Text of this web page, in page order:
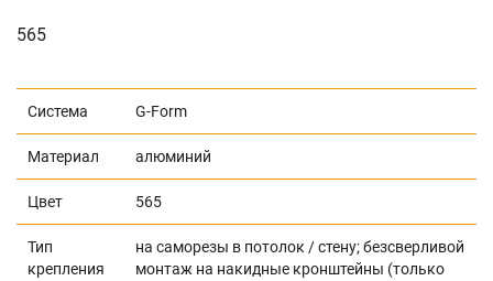
565
Система G-Form
Материал алюминий
Цвет 565
Тип
крепления
на саморезы в потолок / стену; безсверливой
монтаж на накидные кронштейны (только